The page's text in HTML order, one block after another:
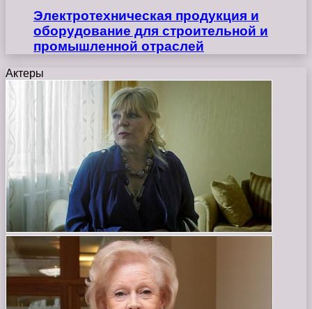
Электротехническая продукция и
оборудование для строительной и
промышленной отраслей
Актеры